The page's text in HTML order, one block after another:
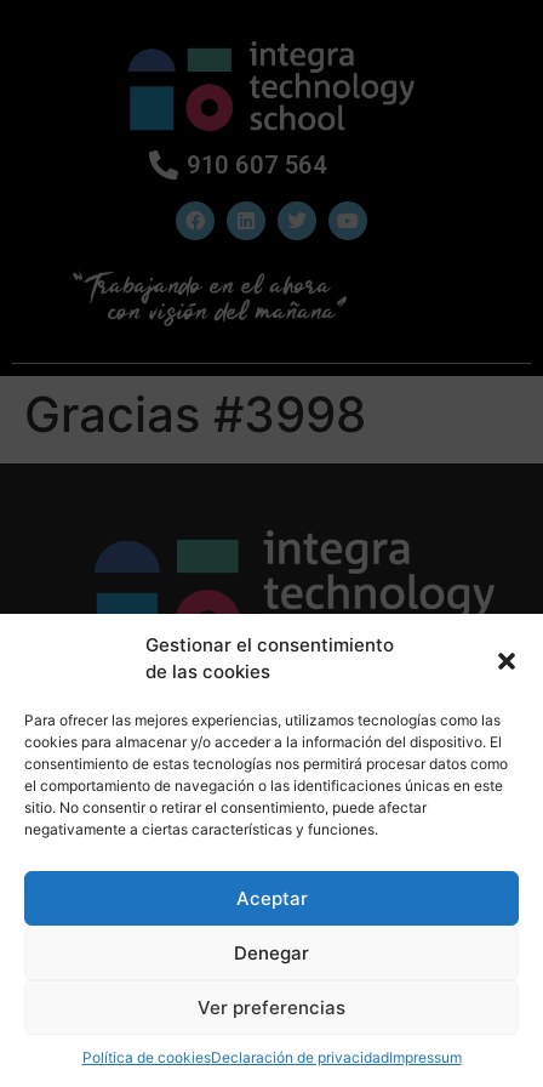
Gestionar el consentimiento
de las cookies
Para ofrecer las mejores experiencias, utilizamos tecnologías como las
cookies para almacenar y/o acceder a la información del dispositivo. El
consentimiento de estas tecnologías nos permitirá procesar datos como
el comportamiento de navegación o las identificaciones únicas en este
sitio. No consentir o retirar el consentimiento, puede afectar
negativamente a ciertas características y funciones.
Aceptar
Denegar
Ver preferencias
Política de cookiesDeclaración de privacidadImpressum
910 607 564
Gracias #3998
Política de Cookies
Aviso Legal
910 607 564
derechos reservados